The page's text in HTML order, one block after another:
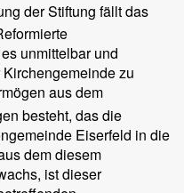
der Stiftung fällt das
unmittelbar und
zu
aus dem
besteht, das die
Eiserfeld in die
dem diesem
ist dieser